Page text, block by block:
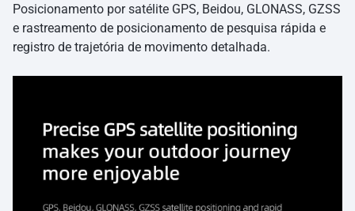
Posicionamento por satélite GPS, Beidou, GLONASS, GZSS
e rastreamento de posicionamento de pesquisa rápida e
registro de trajetória de movimento detalhada.